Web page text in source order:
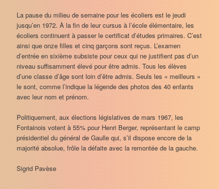
La pause du milieu de semaine pour les écoliers est le jeudi
jusqu’en 1972. À la fin de leur cursus à l’école élémentaire, les
écoliers continuent à passer le certificat d’études primaires. C’est
ainsi que onze filles et cinq garçons sont reçus. L’examen
d’entrée en sixième subsiste pour ceux qui ne justifient pas d’un
niveau suffisamment élevé pour être admis. Tous les élèves
d’une classe d’âge sont loin d’être admis. Seuls les « meilleurs »
le sont, comme l’indique la légende des photos des 40 enfants
avec leur nom et prénom.
Politiquement, aux élections législatives de mars 1967, les
Fontainois votent à 55% pour Henri Berger, représentant le camp
présidentiel du général de Gaulle qui, s’il dispose encore de la
majorité absolue, frôle la défaite avec la remontée de la gauche.
Sigrid Pavèse